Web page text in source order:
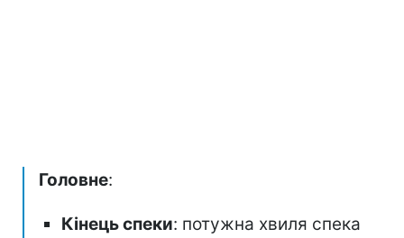
Головне:
Кінець спеки: потужна хвиля спека